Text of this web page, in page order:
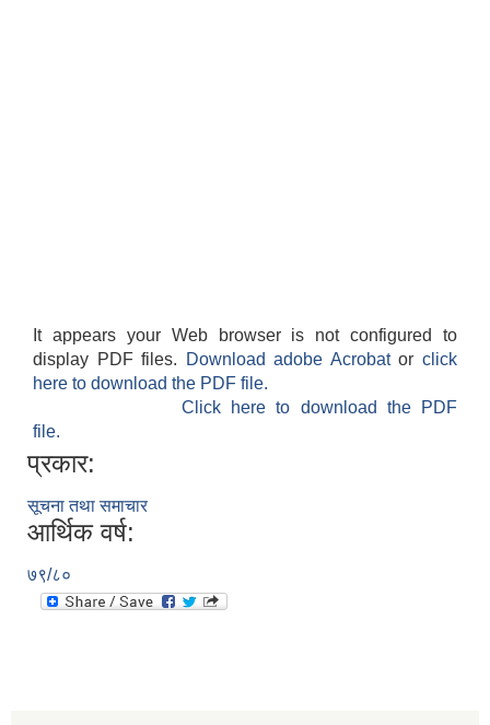
It appears your Web browser is not configured to
display PDF files.
Download adobe Acrobatorclick
here to download the PDF file.
Click here to download the PDF
file.
प्रकार:
सूचना तथा समाचार
आर्थिक वर्ष:
७९/८०